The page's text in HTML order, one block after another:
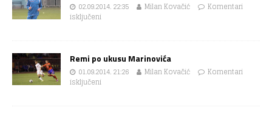
02.09.2014. 22:35 Milan Kovačić
Komentari
isključeni
Remi po ukusu Marinovića
01.09.2014. 21:26 Milan Kovačić
Komentari
isključeni